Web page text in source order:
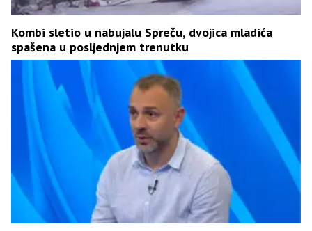
Kombi sletio u nabujalu Spreču, dvojica mladića
spašena u posljednjem trenutku